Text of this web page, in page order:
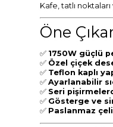
Kafe, tatlı
Öne
✅ 1750W güçlü
✅ Özel çiçek
✅ Teflon kaplı
✅Ayarlanabilir
✅ Seri
✅ Gösterge ve
✅ Paslanmaz